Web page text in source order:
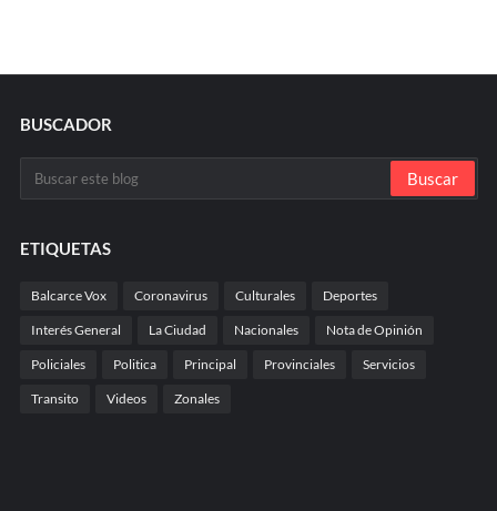
BUSCADOR
ETIQUETAS
Balcarce Vox Coronavirus Culturales Deportes
Interés General La Ciudad Nacionales Nota de Opinión
Policiales Politica Principal Provinciales Servicios
Transito Videos Zonales